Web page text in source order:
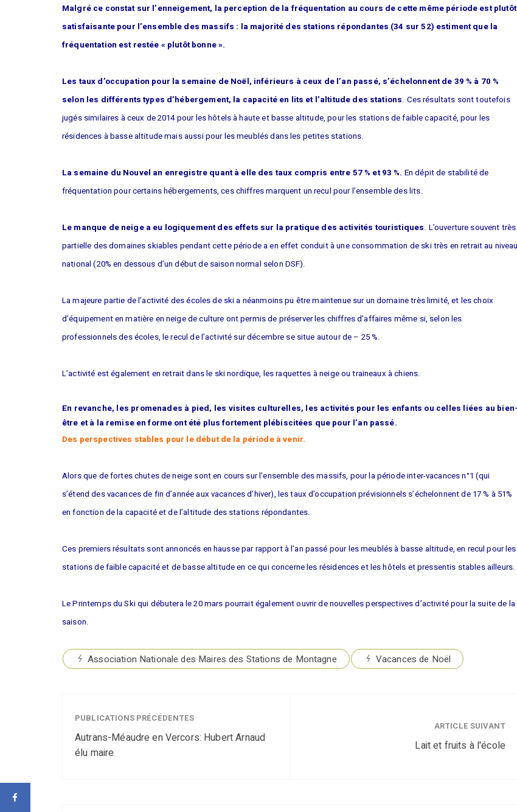
Malgré ce constat sur l’enneigement, la perception de la fréquentation au cours de cette même période est plutôt
satisfaisante pour l’ensemble des massifs : la majorité des stations répondantes (34 sur 52) estiment que la
fréquentation est restée « plutôt bonne ».
Les taux d’occupation pour la semaine de Noël, inférieurs à ceux de l’an passé, s’échelonnent de 39 % à 70 %
selon les différents types d’hébergement, la capacité en lits et l’altitude des stations. Ces résultats sont toutefois
jugés similaires à ceux de 2014 pour les hôtels à haute et basse altitude, pour les stations de faible capacité, pour les
résidences à basse altitude mais aussi pour les meublés dans les petites stations.
La semaine du Nouvel an enregistre quant à elle des taux compris entre 57 % et 93 %. En dépit de stabilité de
fréquentation pour certains hébergements, ces chiffres marquent un recul pour l’ensemble des lits.
Le manque de neige a eu logiquement des effets sur la pratique des activités touristiques. L’ouverture souvent très
partielle des domaines skiables pendant cette période a en effet conduit à une consommation de ski très en retrait au niveau
national (20% en dessous d’un début de saison normal selon DSF).
La majeure partie de l’activité des écoles de ski a néanmoins pu être maintenue sur un domaine très limité, et les choix
d’équipement en matière en neige de culture ont permis de préserver les chiffres d’affaires même si, selon les
professionnels des écoles, le recul de l’activité sur décembre se situe autour de – 25 %.
L’activité est également en retrait dans le ski nordique, les raquettes à neige ou traineaux à chiens.
En revanche, les promenades à pied, les visites culturelles, les activités pour les enfants ou celles liées au bien-
être et à la remise en forme ont été plus fortement plébiscitées que pour l’an passé.
Des perspectives stables pour le début de la période à venir.
Alors que de fortes chutes de neige sont en cours sur l’ensemble des massifs, pour la période inter-vacances n°1 (qui
s’étend des vacances de fin d’année aux vacances d’hiver), les taux d’occupation prévisionnels s’échelonnent de 17 % à 51%
en fonction de la capacité et de l’altitude des stations répondantes.
Ces premiers résultats sont annoncés en hausse par rapport à l’an passé pour les meublés à basse altitude, en recul pour les
stations de faible capacité et de basse altitude en ce qui concerne les résidences et les hôtels et pressentis stables ailleurs.
Le Printemps du Ski qui débutera le 20 mars pourrait également ouvrir de nouvelles perspectives d’activité pour la suite de la
saison.
Association Nationale des Maires des Stations de Montagne Vacances de Noël
PUBLICATIONS PRÉCÉDENTES
Autrans-Méaudre en Vercors: Hubert Arnaud
élu maire
ARTICLE SUIVANT
Lait et fruits à l'école